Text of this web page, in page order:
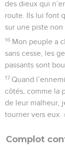
des dieux qui
route. Ils lui font
sur une piste non
16 Mon peuple a
sans cesse, les
passants sont
17 Quand
côtés, comme la
de leur malheur,
tourner vers eux.
Complot